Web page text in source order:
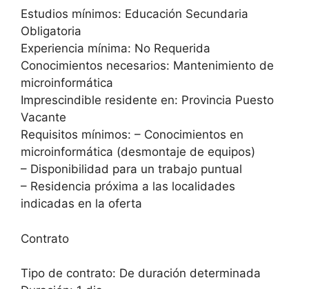
Estudios mínimos: Educación Secundaria
Obligatoria
Experiencia mínima: No Requerida
Conocimientos necesarios: Mantenimiento de
microinformática
Imprescindible residente en: Provincia Puesto
Vacante
Requisitos mínimos: – Conocimientos en
microinformática (desmontaje de equipos)
– Disponibilidad para un trabajo puntual
– Residencia próxima a las localidades
indicadas en la oferta
Contrato
Tipo de contrato: De duración determinada